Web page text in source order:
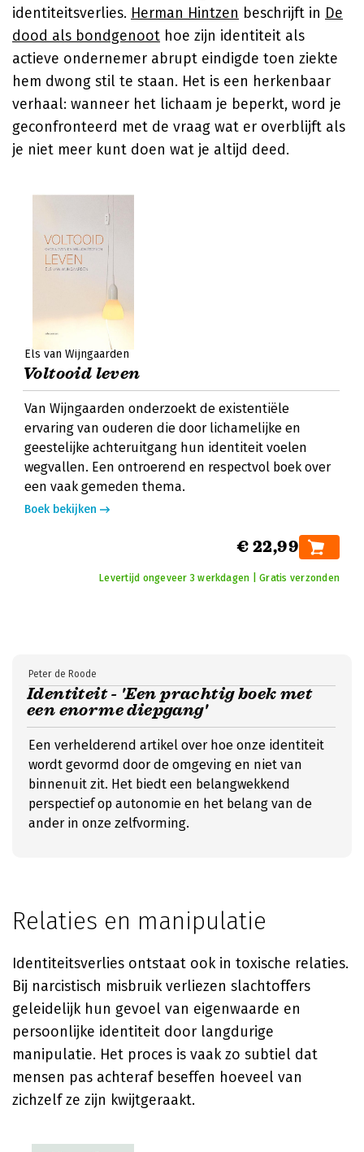
identiteitsverlies. Herman Hintzen beschrijft in De
dood als bondgenoot hoe zijn identiteit als
actieve ondernemer abrupt eindigde toen ziekte
hem dwong stil te staan. Het is een herkenbaar
verhaal: wanneer het lichaam je beperkt, word je
geconfronteerd met de vraag wat er overblijft als
je niet meer kunt doen wat je altijd deed.
Els van Wijngaarden
Voltooid leven
Van Wijngaarden onderzoekt de existentiële
ervaring van ouderen die door lichamelijke en
geestelijke achteruitgang hun identiteit voelen
wegvallen. Een ontroerend en respectvol boek over
een vaak gemeden thema.
Boek bekijken
€ 22,99
Levertijd ongeveer 3 werkdagen | Gratis verzonden
Identiteit - 'Een prachtig boek met
een enorme diepgang'
Peter de Roode
Een verhelderend artikel over hoe onze identiteit
wordt gevormd door de omgeving en niet van
binnenuit zit. Het biedt een belangwekkend
perspectief op autonomie en het belang van de
ander in onze zelfvorming.
Relaties en manipulatie
Identiteitsverlies ontstaat ook in toxische relaties.
Bij narcistisch misbruik verliezen slachtoffers
geleidelijk hun gevoel van eigenwaarde en
persoonlijke identiteit door langdurige
manipulatie. Het proces is vaak zo subtiel dat
mensen pas achteraf beseffen hoeveel van
zichzelf ze zijn kwijtgeraakt.